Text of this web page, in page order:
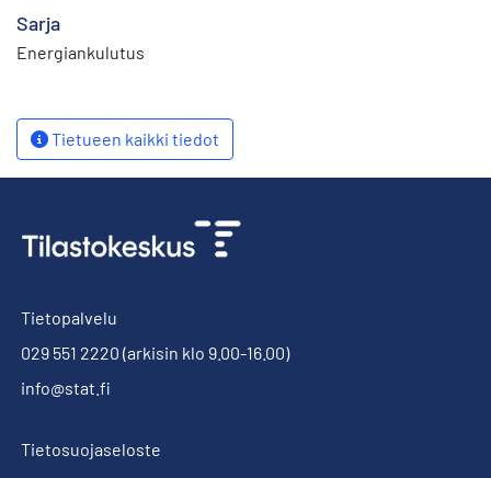
Sarja
Energiankulutus
Tietueen kaikki tiedot
Tietopalvelu
029 551 2220 (arkisin klo 9.00-16.00)
info@stat.fi
Tietosuojaseloste